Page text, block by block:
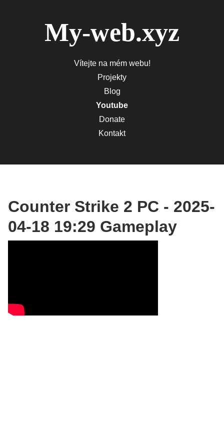
My-web.xyz
Vítejte na mém webu!
Projekty
Blog
Youtube
Donate
Kontakt
Counter Strike 2 PC - 2025-
04-18 19:29 Gameplay